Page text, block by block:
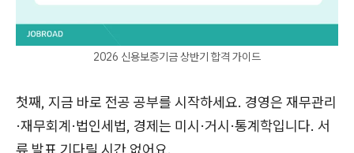
2026 신용보증기금 상반기 합격 가이드
첫째, 지금 바로 전공 공부를 시작하세요. 경영은 재무관리
·재무회계·법인세법, 경제는 미시·거시·통계학입니다. 서
류 발표 기다릴 시간 없어요.